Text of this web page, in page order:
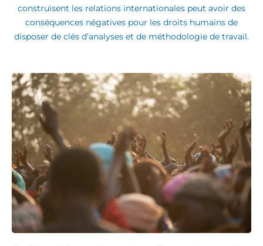
construisent les relations internationales peut avoir des
conséquences négatives pour les droits humains de
disposer de clés d’analyses et de méthodologie de travail.